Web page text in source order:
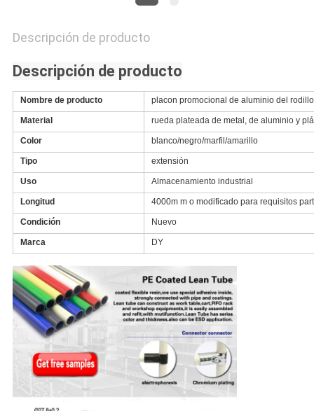
Descripción de producto
Descripción de producto
Nombre de producto placon promocional de aluminio del
Material rueda plateada de metal, de aluminio y
Color blanco/negro/marfil/amarillo
Tipo extensión
Uso Almacenamiento industrial
Longitud 4000m m o modificado para requisitos
Condición Nuevo
Marca DY